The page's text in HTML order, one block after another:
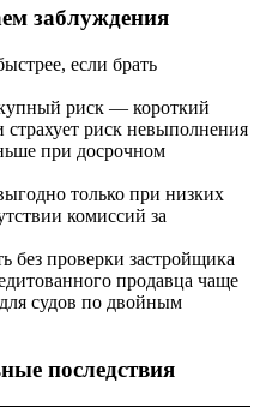
заблуждения
если брать
риск — короткий
страхует риск невыполнения
при досрочном
только при низких
комиссий за
проверки застройщика
продавца чаще
судов по двойным
последствия